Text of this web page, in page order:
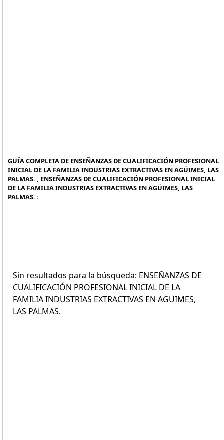
GUÍA COMPLETA DE ENSEÑANZAS DE CUALIFICACIÓN PROFESIONAL
INICIAL DE LA FAMILIA INDUSTRIAS EXTRACTIVAS EN AGÜIMES, LAS
PALMAS. , ENSEÑANZAS DE CUALIFICACIÓN PROFESIONAL INICIAL
DE LA FAMILIA INDUSTRIAS EXTRACTIVAS EN AGÜIMES, LAS
PALMAS. :
Sin resultados para la búsqueda: ENSEÑANZAS DE
CUALIFICACIÓN PROFESIONAL INICIAL DE LA
FAMILIA INDUSTRIAS EXTRACTIVAS EN AGÜIMES,
LAS PALMAS.